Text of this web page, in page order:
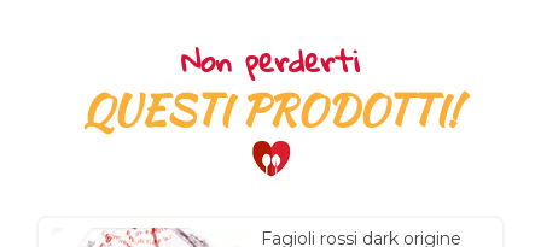
Non perderti
QUESTI PRODOTTI!
Fagioli rossi dark origine